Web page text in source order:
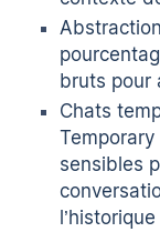
bruts pour
Chats
sensibles